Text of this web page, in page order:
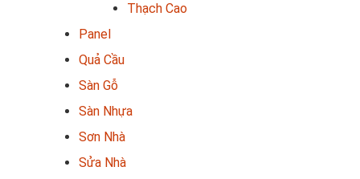
Thạch Cao
Panel
Quả Cầu
Sàn Gỗ
Sàn Nhựa
Sơn Nhà
Sửa Nhà